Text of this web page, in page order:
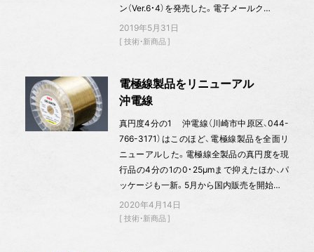
ン（Ver.6・4）を発売した。電子メールク…
2019年5月31日
技術・新商品
電極線製品をリニューアル
沖電線
真円度4分の1 沖電線（川崎市中原区、044-
766-3171）はこのほど、電極線製品を全面リ
ニューアルした。電極線全製品の真円度を現
行品の4分の1の0・25μmまで抑えたほか、パ
ッケージも一新。5月から国内販売を開始…
2020年4月14日
技術・新商品